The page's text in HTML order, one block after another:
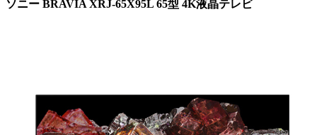
ソニー BRAVIA XRJ-65X95L 65型 4K液晶テレビ